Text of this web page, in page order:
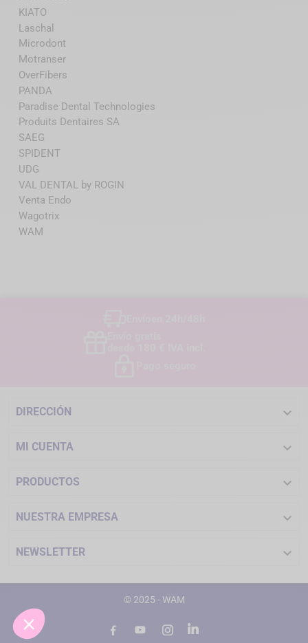
KIATO
Laschal
Microdont
Motranser
OverFibers
PANDA
Paradise Dental Technologies
Produits Dentaires SA
SAEG
SPIDENT
UDG
VAL DENTAL by ROGIN
Venta Endo
Wagotrix
WAM
DIRECCIÓN 
MI CUENTA 
PRODUCTOS 
NUESTRA EMPRESA 
NEWSLETTER 
© 2025 - WAM